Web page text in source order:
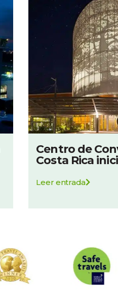
Centro de
Costa Rica
Leer entrada